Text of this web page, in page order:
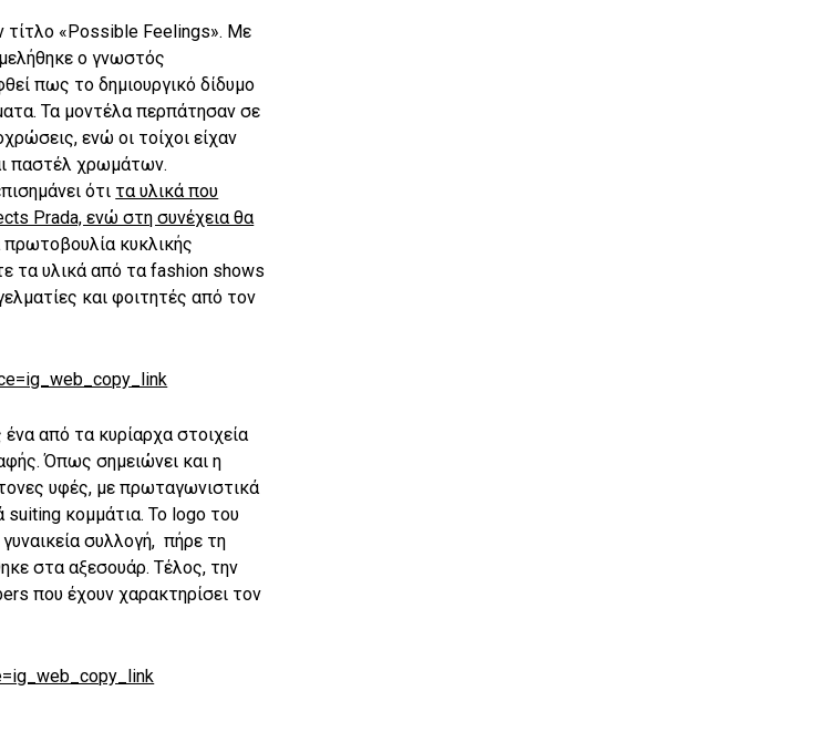
τίτλο «Possible Feelings». Με
ο γνωστός
πως το δημιουργικό δίδυμο
Τα μοντέλα περπάτησαν σε
ενώ οι τοίχοι είχαν
παστέλ χρωμάτων.
ότι τα υλικά που
Prada, ενώ στη συνέχεια θα
πρωτοβουλία κυκλικής
τα υλικά από τα fashion shows
και φοιτητές από τον
από τα κυρίαρχα στοιχεία
Όπως σημειώνει και η
υφές, με πρωταγωνιστικά
κομμάτια. Το logo του
συλλογή, πήρε τη
στα αξεσουάρ. Τέλος, την
που έχουν χαρακτηρίσει τον